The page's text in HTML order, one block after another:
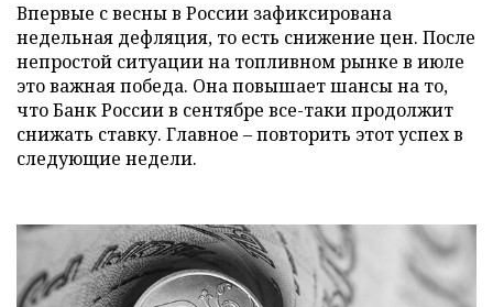
Впервые с весны в России зафиксирована
недельная дефляция, то есть снижение цен. После
непростой ситуации на топливном рынке в июле
это важная победа. Она повышает шансы на то,
что Банк России в сентябре все-таки продолжит
снижать ставку. Главное – повторить этот успех в
следующие недели.